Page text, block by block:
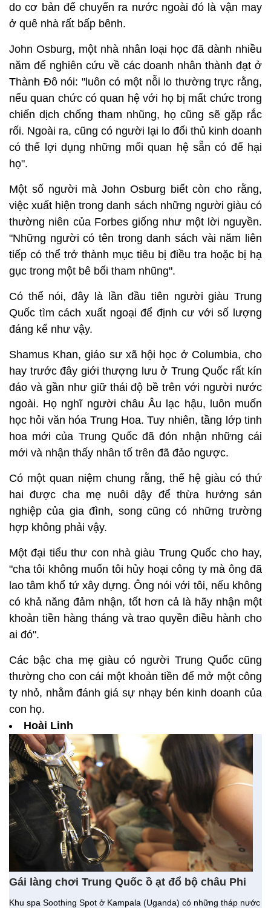
do cơ bản để chuyển ra nước ngoài đó là vận may
ở quê nhà rất bấp bênh.
John Osburg, một nhà nhân loại học đã dành nhiều
năm để nghiên cứu về các doanh nhân thành đạt ở
Thành Đô nói: "luôn có một nỗi lo thường trực rằng,
nếu quan chức có quan hệ với họ bị mất chức trong
chiến dịch chống tham nhũng, họ cũng sẽ gặp rắc
rối. Ngoài ra, cũng có người lại lo đối thủ kinh doanh
có thể lợi dụng những mối quan hệ sẵn có để hại
họ".
Một số người mà John Osburg biết còn cho rằng,
việc xuất hiện trong danh sách những người giàu có
thường niên của Forbes giống như một lời nguyền.
"Những người có tên trong danh sách vài năm liên
tiếp có thể trở thành mục tiêu bị điều tra hoặc bị hạ
gục trong một bê bối tham nhũng".
Có thể nói, đây là lần đầu tiên người giàu Trung
Quốc tìm cách xuất ngoại để định cư với số lượng
đáng kể như vậy.
Shamus Khan, giáo sư xã hội học ở Columbia, cho
hay trước đây giới thượng lưu ở Trung Quốc rất kín
đáo và gần như giữ thái độ bề trên với người nước
ngoài. Họ nghĩ người châu Âu lạc hậu, luôn muốn
học hỏi văn hóa Trung Hoa. Tuy nhiên, tầng lớp tinh
hoa mới của Trung Quốc đã đón nhận những cái
mới và nhận thấy nhân tố trên đã đảo ngược.
Có một quan niệm chung rằng, thế hệ giàu có thứ
hai được cha mẹ nuôi dậy để thừa hưởng sản
nghiệp của gia đình, song cũng có những trường
hợp không phải vậy.
Một đại tiểu thư con nhà giàu Trung Quốc cho hay,
"cha tôi không muốn tôi hủy hoại công ty mà ông đã
lao tâm khổ tứ xây dựng. Ông nói với tôi, nếu không
có khả năng đảm nhận, tốt hơn cả là hãy nhận một
khoản tiền hàng tháng và trao quyền điều hành cho
ai đó".
Các bậc cha mẹ giàu có người Trung Quốc cũng
thường cho con cái một khoản tiền để mở một công
ty nhỏ, nhằm đánh giá sự nhạy bén kinh doanh của
con họ.
Hoài Linh
Gái làng chơi Trung Quốc ồ ạt đổ bộ châu Phi
Khu spa Soothing Spot ở Kampala (Uganda) có những tháp nước